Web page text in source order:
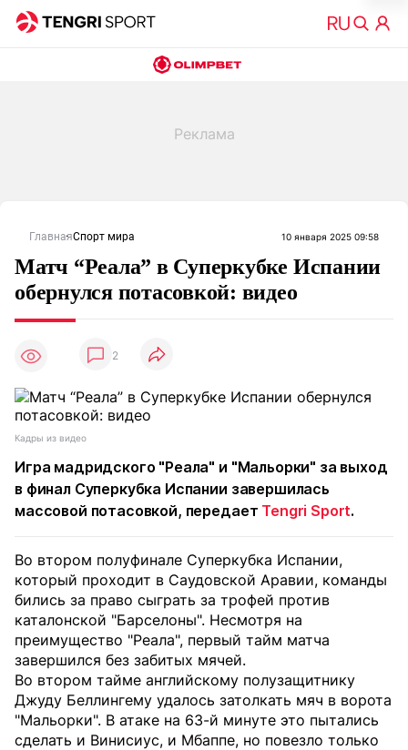
ГлавнаяСпорт мира 10 января 2025 09:58
Матч “Реала” в Суперкубке Испании
обернулся потасовкой: видео
2
Кадры из видео
Игра мадридского "Реала" и "Мальорки" за выход
в финал Суперкубка Испании завершилась
массовой потасовкой, передает Tengri Sport.
Во втором полуфинале Суперкубка Испании,
который проходит в Саудовской Аравии, команды
бились за право сыграть за трофей против
каталонской "Барселоны". Несмотря на
преимущество "Реала", первый тайм матча
завершился без забитых мячей.
Во втором тайме английскому полузащитнику
Джуду Беллингему удалось затолкать мяч в ворота
"Мальорки". В атаке на 63-й минуте это пытались
сделать и Винисиус, и Мбаппе, но повезло только